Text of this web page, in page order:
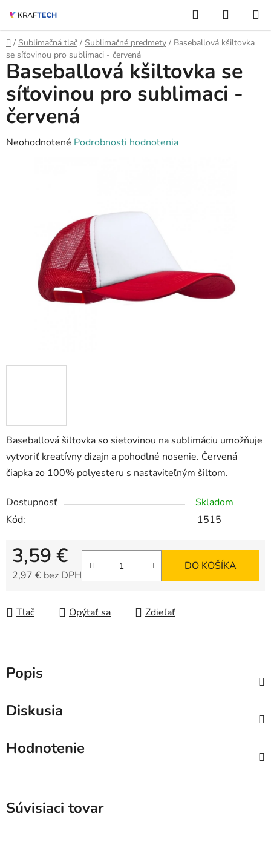
obsah
Hľadať
KOŠÍK
Domov
/ Sublimačná tlač / Sublimačné predmety / Baseballová kšiltovka
se síťovinou pro sublimaci - červená
Baseballová šiltovka so sieťovinou na sublimáciu umožňuje
vytvoriť kreatívny dizajn a pohodlné nosenie. Červená
čiapka zo 100% polyesteru s nastaviteľným šiltom.
Dostupnosť
Skladom
Kód:
1515
3,59 €
2,97 € bez DPH
DO KOŠÍKA
Tlač Opýtať sa Zdieľať
Baseballová kšiltovka se
síťovinou pro sublimaci -
červená
Priemerné
hviezdičiek.
Neohodnotené Podrobnosti hodnotenia
Popis
Diskusia
Hodnotenie
Súvisiaci tovar